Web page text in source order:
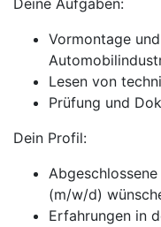
Deine Aufgaben:
Vormontage
Lesen von
Prüfung und
Dein Profil:
(m/w/d)
Erfahrungen in